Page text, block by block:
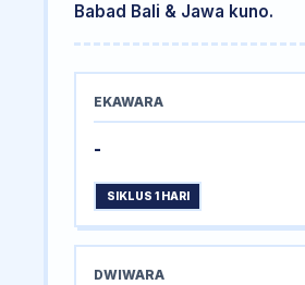
Babad Bali & Jawa kuno.
EKAWARA
-
SIKLUS 1 HARI
DWIWARA